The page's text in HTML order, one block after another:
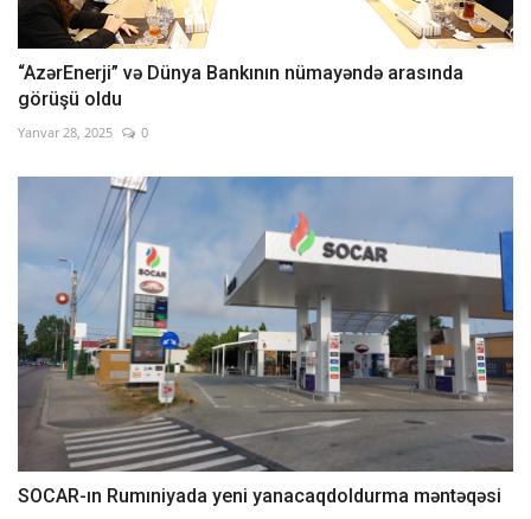
“AzərEnerji” və Dünya Bankının nümayəndə arasında
görüşü oldu
Yanvar 28, 2025 0
SOCAR-ın Rumıniyada yeni yanacaqdoldurma məntəqəsi